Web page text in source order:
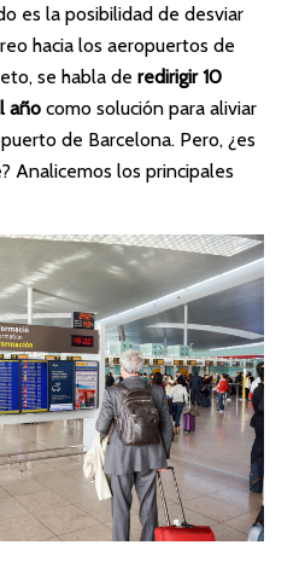
es la posibilidad de desviar
hacia los aeropuertos de
se habla de redirigir 10
añocomo solución para aliviar
de Barcelona. Pero, ¿es
Analicemos los principales